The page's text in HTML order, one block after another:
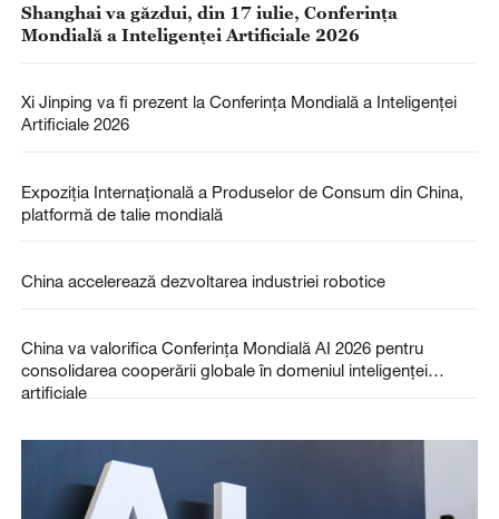
Shanghai va găzdui, din 17 iulie, Conferința
Mondială a Inteligenței Artificiale 2026
Xi Jinping va fi prezent la Conferința Mondială a Inteligenței
Artificiale 2026
Expoziția Internațională a Produselor de Consum din China,
platformă de talie mondială
China accelerează dezvoltarea industriei robotice
China va valorifica Conferința Mondială AI 2026 pentru
consolidarea cooperării globale în domeniul inteligenței
artificiale